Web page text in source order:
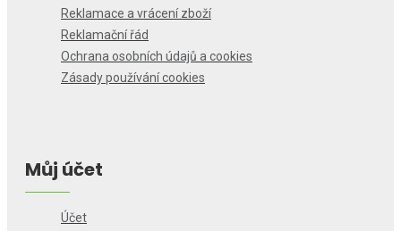
Reklamace a vrácení zboží
Reklamační řád
Ochrana osobních údajů a cookies
Zásady používání cookies
Můj účet
Účet